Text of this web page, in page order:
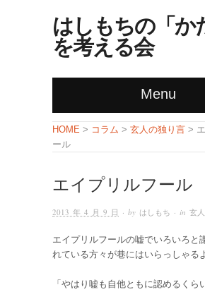
はしもちの「か
を考える会
Menu
HOME > コラム > 玄人の独り言 >
ール
エイプリルフール
2013 年 4 月 9 日 · by はしもち · in 玄
エイプリルフールの嘘でいろいろと
れている方々が巷にはいらっしゃる
「やはり嘘も自他ともに認めるくら